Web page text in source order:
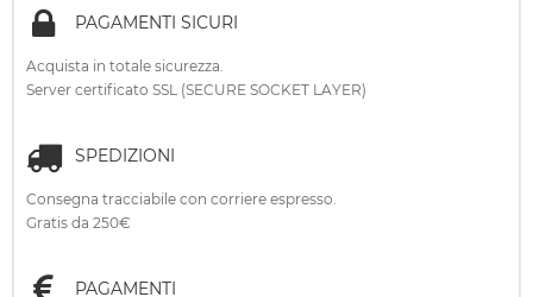
PAGAMENTI SICURI
Acquista in totale sicurezza.
Server certificato SSL (SECURE SOCKET LAYER)
SPEDIZIONI
Consegna tracciabile con corriere espresso.
Gratis da 250€
PAGAMENTI